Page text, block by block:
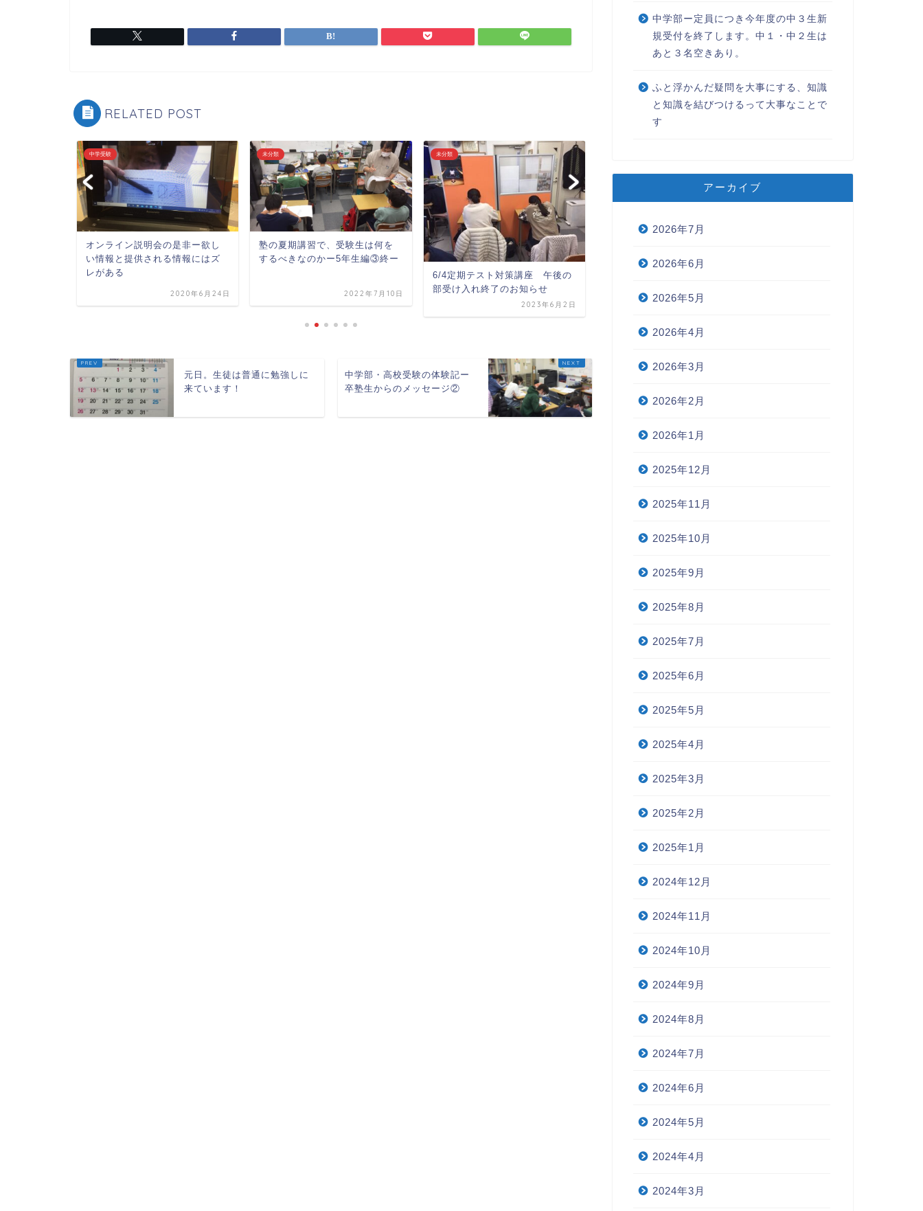
RELATED POST
中学受験
オンライン説明会の是非ー欲し
い情報と提供される情報にはズ
レがある
2020年6月24日
未分類
塾の夏期講習で、受験生は何を
するべきなのかー5年生編③終ー
2022年7月10日
未分類
6/4定期テスト対策講座 午後の
部受け入れ終了のお知らせ
2023年6月2日
2022年4月8日
元日。生徒は普通に勉強しに
来ています！
中学部・高校受験の体験記ー
卒塾生からのメッセージ②
中学部ー定員につき今年度の中３生新
規受付を終了します。中１・中２生は
あと３名空きあり。
ふと浮かんだ疑問を大事にする、知識
と知識を結びつけるって大事なことで
す
アーカイブ
2026年7月
2026年6月
2026年5月
2026年4月
2026年3月
2026年2月
2026年1月
2025年12月
2025年11月
2025年10月
2025年9月
2025年8月
2025年7月
2025年6月
2025年5月
2025年4月
2025年3月
2025年2月
2025年1月
2024年12月
2024年11月
2024年10月
2024年9月
2024年8月
2024年7月
2024年6月
2024年5月
2024年4月
2024年3月